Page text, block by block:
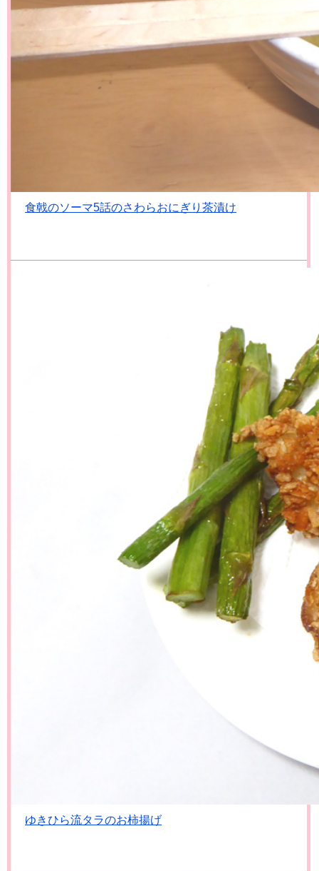
食戟のソーマ5話のさわらおにぎり茶漬け
ゆきひら流タラのお柿揚げ